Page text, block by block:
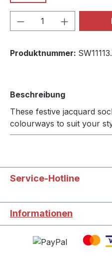
Produkt Anzahl:
Produktnummer:
Beschreibung
These festive jacquard
colourways to suit your
Service-Hotline
Informationen